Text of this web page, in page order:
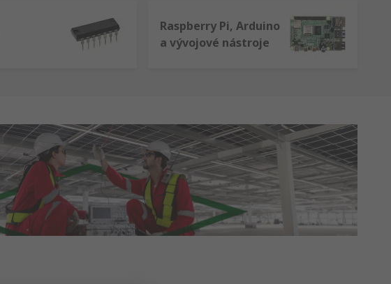
Raspberry Pi, Arduino
a vývojové nástroje